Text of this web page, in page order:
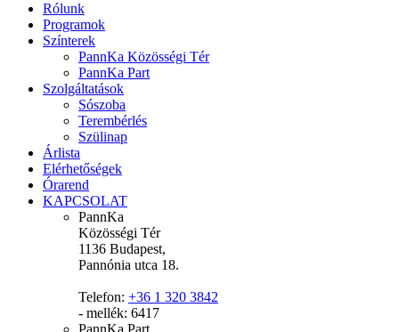
Rólunk
Programok
Színterek
PannKa Közösségi Tér
PannKa Part
Szolgáltatások
Sószoba
Terembérlés
Szülinap
Árlista
Elérhetőségek
Órarend
KAPCSOLAT
PannKa
Közösségi Tér
1136 Budapest,
Pannónia utca 18.
Telefon: +36 1 320 3842
- mellék: 6417
PannKa Part